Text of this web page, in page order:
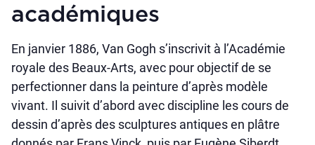
académiques
En janvier 1886, Van Gogh s’inscrivit à l’Académie
royale des Beaux-Arts, avec pour objectif de se
perfectionner dans la peinture d’après modèle
vivant. Il suivit d’abord avec discipline les cours de
dessin d’après des sculptures antiques en plâtre